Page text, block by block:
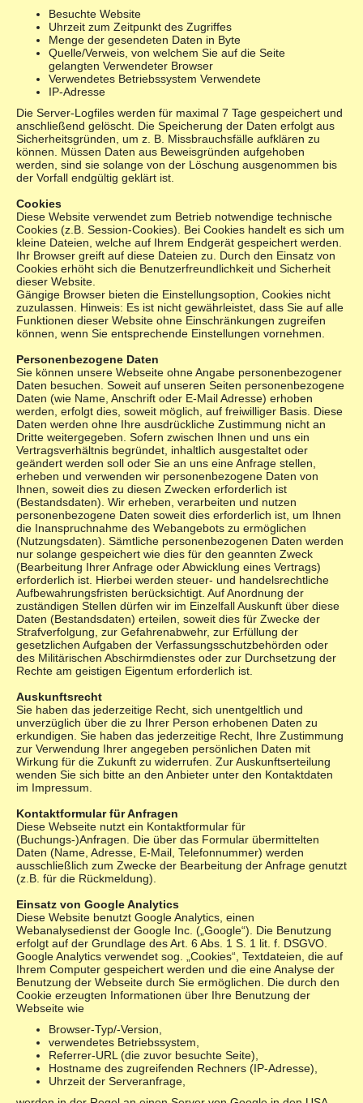
Besuchte Website
Uhrzeit zum Zeitpunkt des Zugriffes
Menge der gesendeten Daten in Byte
Quelle/Verweis, von welchem Sie auf die Seite
gelangten Verwendeter Browser
Verwendetes Betriebssystem Verwendete
IP-Adresse
Die Server-Logfiles werden für maximal 7 Tage gespeichert und
anschließend gelöscht. Die Speicherung der Daten erfolgt aus
Sicherheitsgründen, um z. B. Missbrauchsfälle aufklären zu
können. Müssen Daten aus Beweisgründen aufgehoben
werden, sind sie solange von der Löschung ausgenommen bis
der Vorfall endgültig geklärt ist.
Cookies
Diese Website verwendet zum Betrieb notwendige technische
Cookies (z.B. Session-Cookies). Bei Cookies handelt es sich um
kleine Dateien, welche auf Ihrem Endgerät gespeichert werden.
Ihr Browser greift auf diese Dateien zu. Durch den Einsatz von
Cookies erhöht sich die Benutzerfreundlichkeit und Sicherheit
dieser Website.
Gängige Browser bieten die Einstellungsoption, Cookies nicht
zuzulassen. Hinweis: Es ist nicht gewährleistet, dass Sie auf alle
Funktionen dieser Website ohne Einschränkungen zugreifen
können, wenn Sie entsprechende Einstellungen vornehmen.
Personenbezogene Daten
Sie können unsere Webseite ohne Angabe personenbezogener
Daten besuchen. Soweit auf unseren Seiten personenbezogene
Daten (wie Name, Anschrift oder E-Mail Adresse) erhoben
werden, erfolgt dies, soweit möglich, auf freiwilliger Basis. Diese
Daten werden ohne Ihre ausdrückliche Zustimmung nicht an
Dritte weitergegeben. Sofern zwischen Ihnen und uns ein
Vertragsverhältnis begründet, inhaltlich ausgestaltet oder
geändert werden soll oder Sie an uns eine Anfrage stellen,
erheben und verwenden wir personenbezogene Daten von
Ihnen, soweit dies zu diesen Zwecken erforderlich ist
(Bestandsdaten). Wir erheben, verarbeiten und nutzen
personenbezogene Daten soweit dies erforderlich ist, um Ihnen
die Inanspruchnahme des Webangebots zu ermöglichen
(Nutzungsdaten). Sämtliche personenbezogenen Daten werden
nur solange gespeichert wie dies für den geannten Zweck
(Bearbeitung Ihrer Anfrage oder Abwicklung eines Vertrags)
erforderlich ist. Hierbei werden steuer- und handelsrechtliche
Aufbewahrungsfristen berücksichtigt. Auf Anordnung der
zuständigen Stellen dürfen wir im Einzelfall Auskunft über diese
Daten (Bestandsdaten) erteilen, soweit dies für Zwecke der
Strafverfolgung, zur Gefahrenabwehr, zur Erfüllung der
gesetzlichen Aufgaben der Verfassungsschutzbehörden oder
des Militärischen Abschirmdienstes oder zur Durchsetzung der
Rechte am geistigen Eigentum erforderlich ist.
Auskunftsrecht
Sie haben das jederzeitige Recht, sich unentgeltlich und
unverzüglich über die zu Ihrer Person erhobenen Daten zu
erkundigen. Sie haben das jederzeitige Recht, Ihre Zustimmung
zur Verwendung Ihrer angegeben persönlichen Daten mit
Wirkung für die Zukunft zu widerrufen. Zur Auskunftserteilung
wenden Sie sich bitte an den Anbieter unter den Kontaktdaten
im Impressum.
Kontaktformular für Anfragen
Diese Webseite nutzt ein Kontaktformular für
(Buchungs-)Anfragen. Die über das Formular übermittelten
Daten (Name, Adresse, E-Mail, Telefonnummer) werden
ausschließlich zum Zwecke der Bearbeitung der Anfrage genutzt
(z.B. für die Rückmeldung).
Einsatz von Google Analytics
Diese Website benutzt Google Analytics, einen
Webanalysedienst der Google Inc. („Google“). Die Benutzung
erfolgt auf der Grundlage des Art. 6 Abs. 1 S. 1 lit. f. DSGVO.
Google Analytics verwendet sog. „Cookies“, Textdateien, die auf
Ihrem Computer gespeichert werden und die eine Analyse der
Benutzung der Webseite durch Sie ermöglichen. Die durch den
Cookie erzeugten Informationen über Ihre Benutzung der
Webseite wie
Browser-Typ/-Version,
verwendetes Betriebssystem,
Referrer-URL (die zuvor besuchte Seite),
Hostname des zugreifenden Rechners (IP-Adresse),
Uhrzeit der Serveranfrage,